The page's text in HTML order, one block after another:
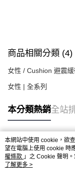
商品相關分類 (4)
女性 / Cushion 避震
女性 | 全系列
本分類熱銷全站
熱門標籤
本網站中使用 cookie，欲
望在電腦上使用 cookie 時
權條款 」之 Cookie 聲明
用條款之 Cookie 聲明使用
了解更多 >